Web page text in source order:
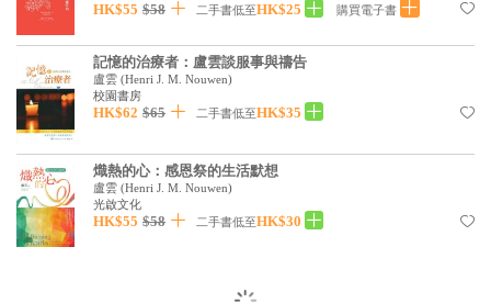
HK$55 $58 二手書低至HK$25 購買電子書
記憶的治療者：盧雲談服事與禱告
盧雲 (Henri J. M. Nouwen)
校園書房
HK$62 $65 二手書低至HK$35
熾熱的心：感恩祭的生活默想
盧雲 (Henri J. M. Nouwen)
光啟文化
HK$55 $58 二手書低至HK$30